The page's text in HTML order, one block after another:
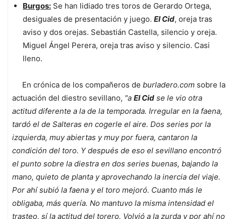
Burgos: Se han lidiado tres toros de Gerardo Ortega,
desiguales de presentación y juego. El Cid, oreja tras
aviso y dos orejas. Sebastián Castella, silencio y oreja.
Miguel Ángel Perera, oreja tras aviso y silencio. Casi
lleno.
En crónica de los compañeros de burladero.com sobre la
actuación del diestro sevillano, "a El Cid se le vio otra
actitud diferente a la de la temporada. Irregular en la faena,
tardó el de Salteras en cogerle el aire. Dos series por la
izquierda, muy abiertas y muy por fuera, cantaron la
condición del toro. Y después de eso el sevillano encontró
el punto sobre la diestra en dos series buenas, bajando la
mano, quieto de planta y aprovechando la inercia del viaje.
Por ahí subió la faena y el toro mejoró. Cuanto más le
obligaba, más quería. No mantuvo la misma intensidad el
trasteo, sí la actitud del torero. Volvió a la zurda y por ahí no